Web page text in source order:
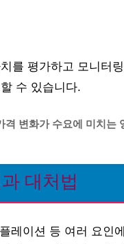
를 평가하고 모니터
수 있습니다.
격 변화가 수요에 미치는
대처법
레이션 등 여러 요인